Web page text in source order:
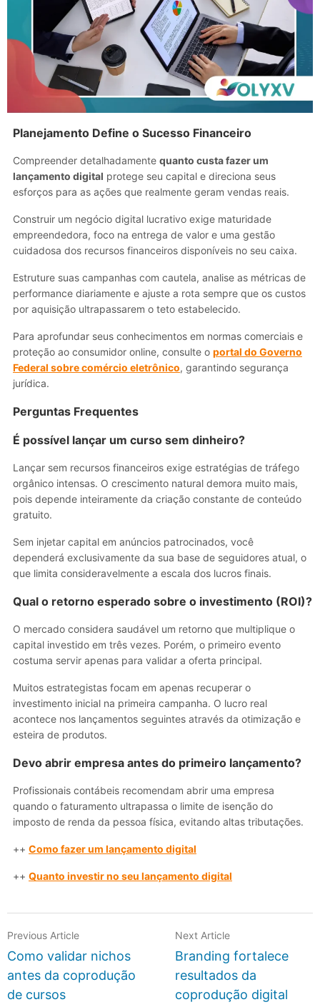
Planejamento Define o Sucesso Financeiro
Compreender detalhadamente quanto custa fazer um
lançamento digital protege seu capital e direciona seus
esforços para as ações que realmente geram vendas reais.
Construir um negócio digital lucrativo exige maturidade
empreendedora, foco na entrega de valor e uma gestão
cuidadosa dos recursos financeiros disponíveis no seu caixa.
Estruture suas campanhas com cautela, analise as métricas de
performance diariamente e ajuste a rota sempre que os custos
por aquisição ultrapassarem o teto estabelecido.
Para aprofundar seus conhecimentos em normas comerciais e
proteção ao consumidor online, consulte o portal do Governo
Federal sobre comércio eletrônico, garantindo segurança
jurídica.
Perguntas Frequentes
É possível lançar um curso sem dinheiro?
Lançar sem recursos financeiros exige estratégias de tráfego
orgânico intensas. O crescimento natural demora muito mais,
pois depende inteiramente da criação constante de conteúdo
gratuito.
Sem injetar capital em anúncios patrocinados, você
dependerá exclusivamente da sua base de seguidores atual, o
que limita consideravelmente a escala dos lucros finais.
Qual o retorno esperado sobre o investimento (ROI)?
O mercado considera saudável um retorno que multiplique o
capital investido em três vezes. Porém, o primeiro evento
costuma servir apenas para validar a oferta principal.
Muitos estrategistas focam em apenas recuperar o
investimento inicial na primeira campanha. O lucro real
acontece nos lançamentos seguintes através da otimização e
esteira de produtos.
Devo abrir empresa antes do primeiro lançamento?
Profissionais contábeis recomendam abrir uma empresa
quando o faturamento ultrapassa o limite de isenção do
imposto de renda da pessoa física, evitando altas tributações.
++ Como fazer um lançamento digital
++ Quanto investir no seu lançamento digital
Previous Article
Como validar nichos
antes da coprodução
de cursos
Next Article
Branding fortalece
resultados da
coprodução digital